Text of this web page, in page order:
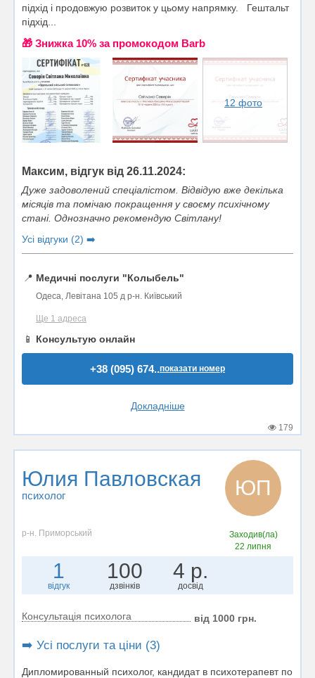
підхід і продовжую розвиток у цьому напрямку. Гештальт
підхід...
🎁 Знижка 10% за промокодом Barb
12 фото
Максим, відгук від 26.11.2024:
Дуже задоволений спеціалістом. Відвідую вже декілька
місяців та помічаю покращення у своєму психічному
стані. Однозначно рекомендую Світлану!
Усі відгуки (2) ➡️
📍 Медичні послуги "Колыбель"
Одеса, Левітана 105 д р-н. Київський
Ще 1 адреса
📱 Консультую онлайн
+38 (095) 674..показати номер
Докладніше
179
Юлия Павловская
психолог ЮП
р-н. Приморський
Заходив(ла)
22 липня
1
відгук
100
дзвінків
4 р.
досвід
Консультація психолога від 1000 грн.
➡️ Усі послуги та ціни (3)
Дипломированный психолог, кандидат в психотерапевт по